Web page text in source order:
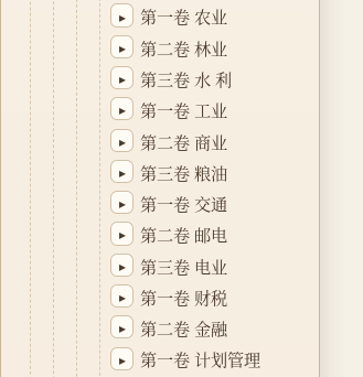
▸ 第一卷 农业
▸ 第二卷 林业
▸ 第三卷 水 利
▸ 第一卷 工业
▸ 第二卷 商业
▸ 第三卷 粮油
▸ 第一卷 交通
▸ 第二卷 邮电
▸ 第三卷 电业
▸ 第一卷 财税
▸ 第二卷 金融
▸ 第一卷 计划管理